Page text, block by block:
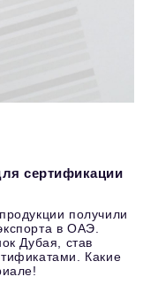
сертификации
получили
в ОАЭ.
Дубая, став
Какие